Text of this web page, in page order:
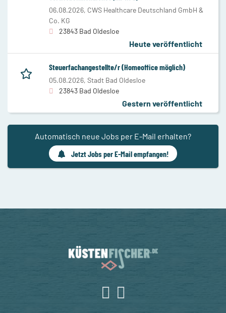
06.08.2026, CWS Healthcare Deutschland GmbH &
Co. KG
23843 Bad Oldesloe
Heute veröffentlicht
Steuerfachangestellte/r (Homeoffice möglich)
05.08.2026, Stadt Bad Oldesloe
23843 Bad Oldesloe
Gestern veröffentlicht
Automatisch neue Jobs per E-Mail erhalten?
Jetzt Jobs per E-Mail empfangen!